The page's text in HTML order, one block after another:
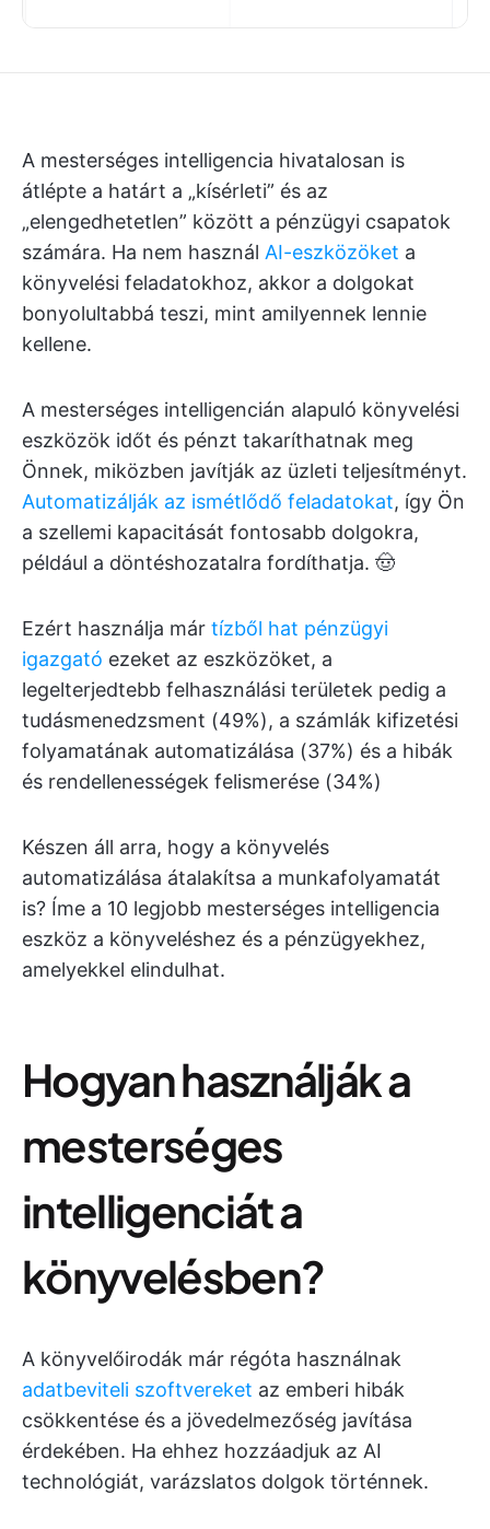
A mesterséges intelligencia hivatalosan is
átlépte a határt a „kísérleti” és az
„elengedhetetlen” között a pénzügyi csapatok
számára. Ha nem használ AI-eszközöket a
könyvelési feladatokhoz, akkor a dolgokat
bonyolultabbá teszi, mint amilyennek lennie
kellene.
A mesterséges intelligencián alapuló könyvelési
eszközök időt és pénzt takaríthatnak meg
Önnek, miközben javítják az üzleti teljesítményt.
Automatizálják az ismétlődő feladatokat, így Ön
a szellemi kapacitását fontosabb dolgokra,
például a döntéshozatalra fordíthatja. 🤠
Ezért használja már tízből hat pénzügyi
igazgató ezeket az eszközöket, a
legelterjedtebb felhasználási területek pedig a
tudásmenedzsment (49%), a számlák kifizetési
folyamatának automatizálása (37%) és a hibák
és rendellenességek felismerése (34%)
Készen áll arra, hogy a könyvelés
automatizálása átalakítsa a munkafolyamatát
is? Íme a 10 legjobb mesterséges intelligencia
eszköz a könyveléshez és a pénzügyekhez,
amelyekkel elindulhat.
Hogyan használják a
mesterséges
intelligenciát a
könyvelésben?
A könyvelőirodák már régóta használnak
adatbeviteli szoftvereket az emberi hibák
csökkentése és a jövedelmezőség javítása
érdekében. Ha ehhez hozzáadjuk az AI
technológiát, varázslatos dolgok történnek.